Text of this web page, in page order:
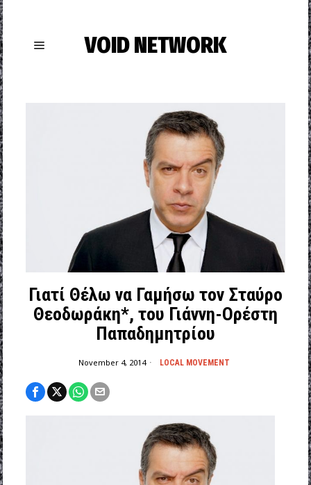
VOID NETWORK
Γιατί Θέλω να Γαμήσω τον Σταύρο
Θεοδωράκη*, του Γιάννη-Ορέστη
Παπαδημητρίου
November 4, 2014 LOCAL MOVEMENT